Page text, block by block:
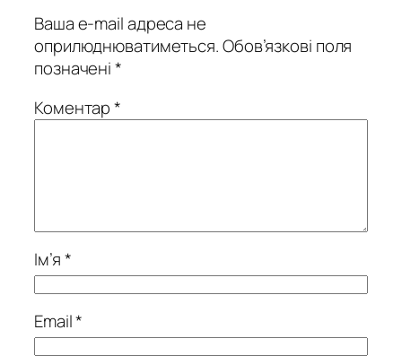
Ваша e-mail адреса не
оприлюднюватиметься.Обов’язкові поля
позначені*
Коментар*
Ім’я*
Email*